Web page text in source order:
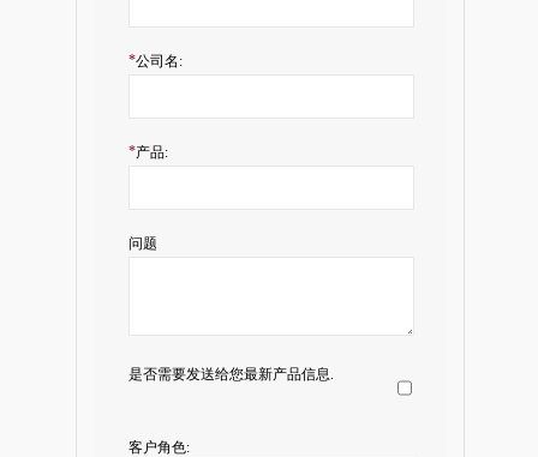
*公司名:
*产品:
问题
是否需要发送给您最新产品信息.
客户角色: